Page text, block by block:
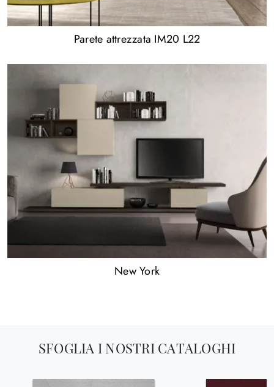
Parete attrezzata IM20 L22
New York
SFOGLIA I NOSTRI CATALOGHI